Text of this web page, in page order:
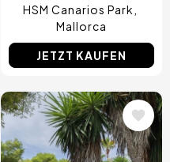
HSM Canarios Park
Mallorca
JETZT KAUFEN
Bild